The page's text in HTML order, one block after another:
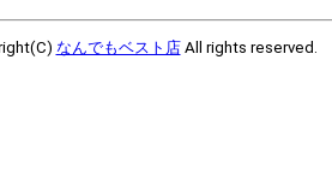
なんでもベスト店All rights reserved. [